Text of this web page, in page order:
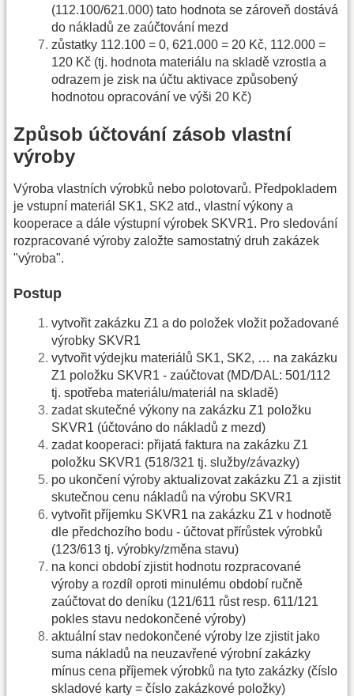
(112.100/621.000) tato hodnota se zároveň dostává
do nákladů ze zaúčtování mezd
zůstatky 112.100 = 0, 621.000 = 20 Kč, 112.000 =
120 Kč (tj. hodnota materiálu na skladě vzrostla a
odrazem je zisk na účtu aktivace způsobený
hodnotou opracování ve výši 20 Kč)
Způsob účtování zásob vlastní
výroby
Výroba vlastních výrobků nebo polotovarů. Předpokladem
je vstupní materiál SK1, SK2 atd., vlastní výkony a
kooperace a dále výstupní výrobek SKVR1. Pro sledování
rozpracované výroby založte samostatný druh zakázek
"výroba".
Postup
vytvořit zakázku Z1 a do položek vložit požadované
výrobky SKVR1
vytvořit výdejku materiálů SK1, SK2, … na zakázku
Z1 položku SKVR1 - zaúčtovat (MD/DAL: 501/112
tj. spotřeba materiálu/materiál na skladě)
zadat skutečné výkony na zakázku Z1 položku
SKVR1 (účtováno do nákladů z mezd)
zadat kooperaci: přijatá faktura na zakázku Z1
položku SKVR1 (518/321 tj. služby/závazky)
po ukončení výroby aktualizovat zakázku Z1 a zjistit
skutečnou cenu nákladů na výrobu SKVR1
vytvořit příjemku SKVR1 na zakázku Z1 v hodnotě
dle předchozího bodu - účtovat přírůstek výrobků
(123/613 tj. výrobky/změna stavu)
na konci období zjistit hodnotu rozpracované
výroby a rozdíl oproti minulému období ručně
zaúčtovat do deníku (121/611 růst resp. 611/121
pokles stavu nedokončené výroby)
aktuální stav nedokončené výroby lze zjistit jako
suma nákladů na neuzavřené výrobní zakázky
mínus cena příjemek výrobků na tyto zakázky (číslo
skladové karty = číslo zakázkové položky)